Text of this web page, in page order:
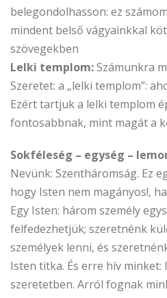
belegondolhasson: ez
mindent belső vágyainkkal
szövegekben
Lelki templom:Számunkra
Szeretet: a „lelki templom”:
Ezért tartjuk a lelki templom
fontosabbnak, mint magát a
Sokféleség – egység –
Nevünk: Szentháromság. Ez
hogy Isten nem magányos!,
Egy Isten: három személy
felfedezhetjük; szeretnénk
személyek lenni, és
Isten titka. És erre hív minket:
szeretetben. Arról fognak